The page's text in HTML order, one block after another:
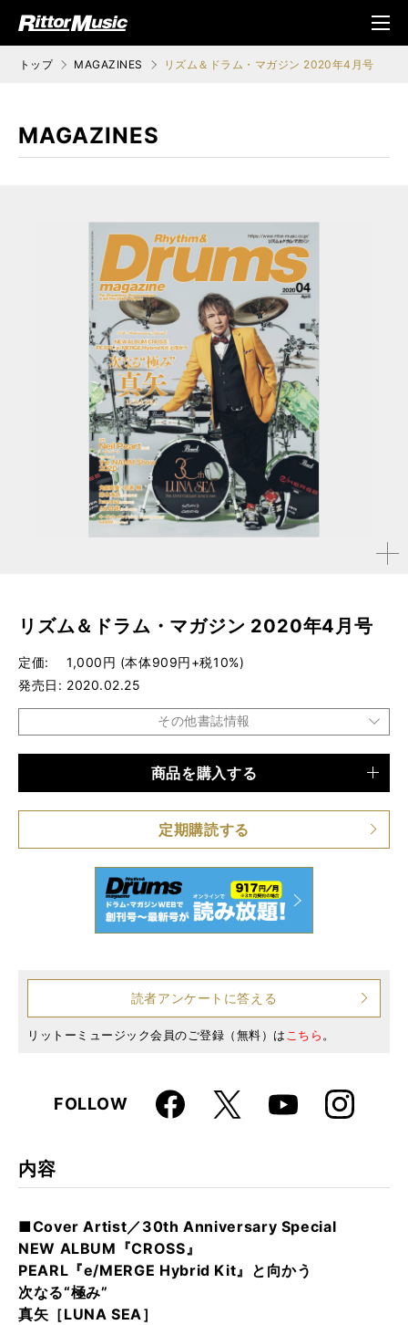
ジック (Rittor Musi
メニ
ュ
トップ MAGAZINES リズム＆ドラム・マガジン 2020年4月号
MAGAZINES
拡大す
リズム＆ドラム・マガジン 2020年4月号
定価
1,000円 (本体909円+税10%)
発売日
2020.02.25
その他書誌情報
仕様 A4変形判 / 156ページ
商品を購入する
定期購読する
読者アンケートに答える
リットーミュージック会員のご登録（無料）はこちら。
FOLLOWFaceboo
k
X Youtube Instagra
m
内容
■Cover Artist／30th Anniversary Special
NEW ALBUM『CROSS』
PEARL『e/MERGE Hybrid Kit』と向かう
次なる“極み”
真矢［LUNA SEA］